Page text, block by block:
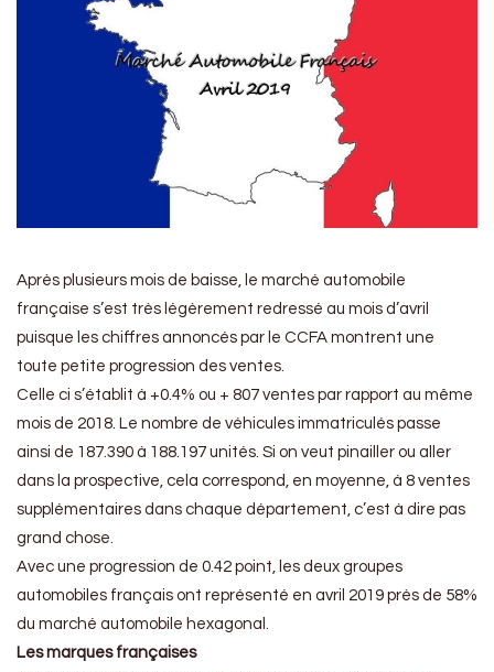
Après plusieurs mois de baisse, le marché automobile
française s’est très légèrement redressé au mois d’avril
puisque les chiffres annoncés par le CCFA montrent une
toute petite progression des ventes.
Celle ci s’établit à +0.4% ou + 807 ventes par rapport au même
mois de 2018. Le nombre de véhicules immatriculés passe
ainsi de 187.390 à 188.197 unités. Si on veut pinailler ou aller
dans la prospective, cela correspond, en moyenne, à 8 ventes
supplémentaires dans chaque département, c’est à dire pas
grand chose.
Avec une progression de 0.42 point, les deux groupes
automobiles français ont représenté en avril 2019 près de 58%
du marché automobile hexagonal.
Les marques françaises